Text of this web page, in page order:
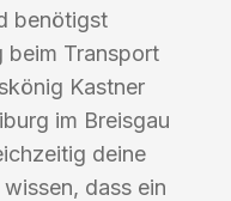
benötigst
beim Transport
Kastner
im Breisgau
deine
dass ein